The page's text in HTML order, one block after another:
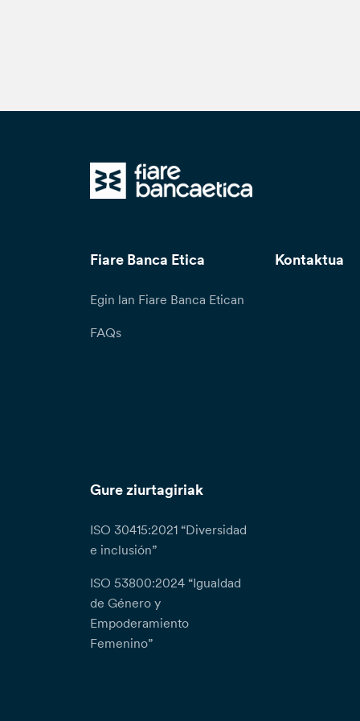
Fiare Banca Etica
Egin lan Fiare Banca Etican
FAQs
Kontaktua
Gure ziurtagiriak
ISO 30415:2021 “Diversidad
e inclusión”
ISO 53800:2024 “Igualdad
de Género y
Empoderamiento
Femenino”